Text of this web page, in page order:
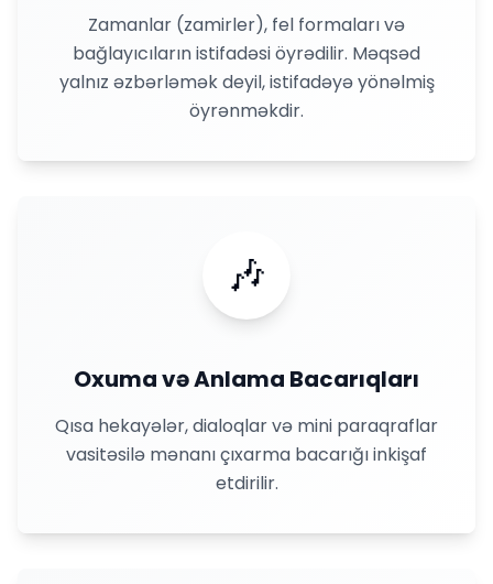
Zamanlar (zamirler), fel formaları və
bağlayıcıların istifadəsi öyrədilir. Məqsəd
yalnız əzbərləmək deyil, istifadəyə yönəlmiş
öyrənməkdir.
🎶
Oxuma və Anlama Bacarıqları
Qısa hekayələr, dialoqlar və mini paraqraflar
vasitəsilə mənanı çıxarma bacarığı inkişaf
etdirilir.